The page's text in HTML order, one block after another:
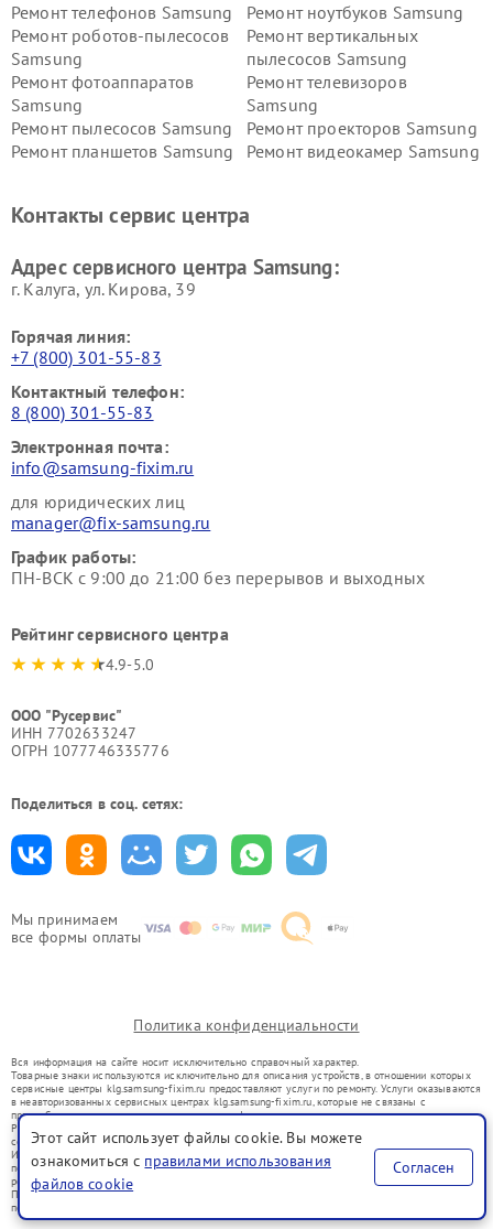
Мы принимаем
все формы оплаты
Ремонт телефонов Samsung
Ремонт ноутбуков Samsung
Ремонт роботов-пылесосов
Samsung
Ремонт вертикальных
пылесосов Samsung
Ремонт фотоаппаратов
Samsung
Ремонт телевизоров
Samsung
Ремонт пылесосов Samsung
Ремонт проекторов Samsung
Ремонт планшетов Samsung
Ремонт видеокамер Samsung
Контакты сервис центра
Адрес сервисного центра Samsung:
г. Калуга, ул. Кирова, 39
Горячая линия:
+7 (800) 301-55-83
Контактный телефон:
8 (800) 301-55-83
Электронная почта:
info@samsung-fixim.ru
для юридических лиц
manager@fix-samsung.ru
График работы:
ПН-ВСК с 9:00 до 21:00 без перерывов и выходных
Рейтинг сервисного центра
4.9-5.0
ООО "Русервис"
ИНН 7702633247
ОГРН 1077746335776
Поделиться в соц. сетях:
Политика конфиденциальности
Вся информация на сайте носит исключительно справочный характер.
Товарные знаки используются исключительно для описания устройств, в отношении которых
сервисные центры klg.samsung-fixim.ru предоставляют услуги по ремонту. Услуги оказываются
в неавторизованных сервисных центрах klg.samsung-fixim.ru, которые не связаны с
правообладателями товарных знаков или их официальными представителями.
Ремонт осуществляется для устройств, уже введенных в гражданский оборот в соответствии
со статьей 1487 ГК РФ.
Использование товарных знаков не преследует цели индивидуализации услуг или введения
потребителей в заблуждение, а служит для информирования о предоставляемых услугах по
ремонту техники указанных брендов.
Представленная на сайте информация не является публичной офертой, определяемой
положениями Статьи 437(2) Гражданского кодекса РФ
Этот сайт использует файлы cookie. Вы можете
ознакомиться с правилами использования
файлов cookie
Согласен